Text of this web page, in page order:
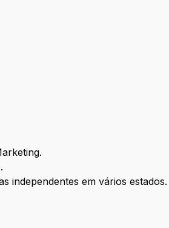
independentes em vários estados.